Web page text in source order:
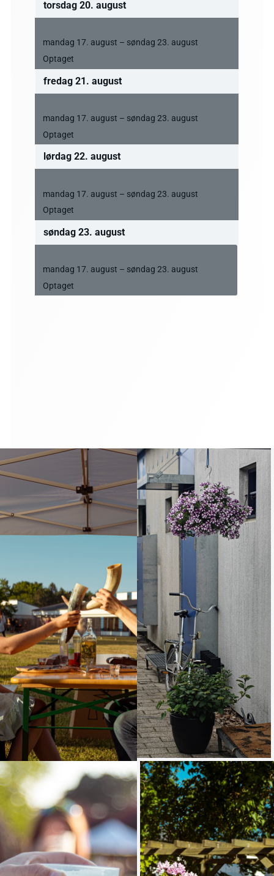
torsdag 20. august
mandag 17. august – søndag 23. august
Optaget
fredag 21. august
mandag 17. august – søndag 23. august
Optaget
lørdag 22. august
mandag 17. august – søndag 23. august
Optaget
søndag 23. august
mandag 17. august – søndag 23. august
Optaget